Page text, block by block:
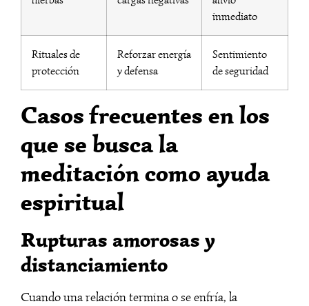
inmediato
Rituales de
protección
Reforzar energía
y defensa
Sentimiento
de seguridad
Casos frecuentes en los
que se busca la
meditación como ayuda
espiritual
Rupturas amorosas y
distanciamiento
Cuando una relación termina o se enfría, la